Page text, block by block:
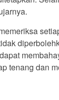
tenang dan